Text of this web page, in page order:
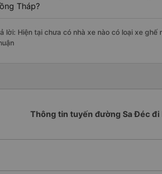
Tháp?
lời: Hiện tại chưa có nhà xe nào có loại xe
Thông tin tuyến đường Sa Đéc đi